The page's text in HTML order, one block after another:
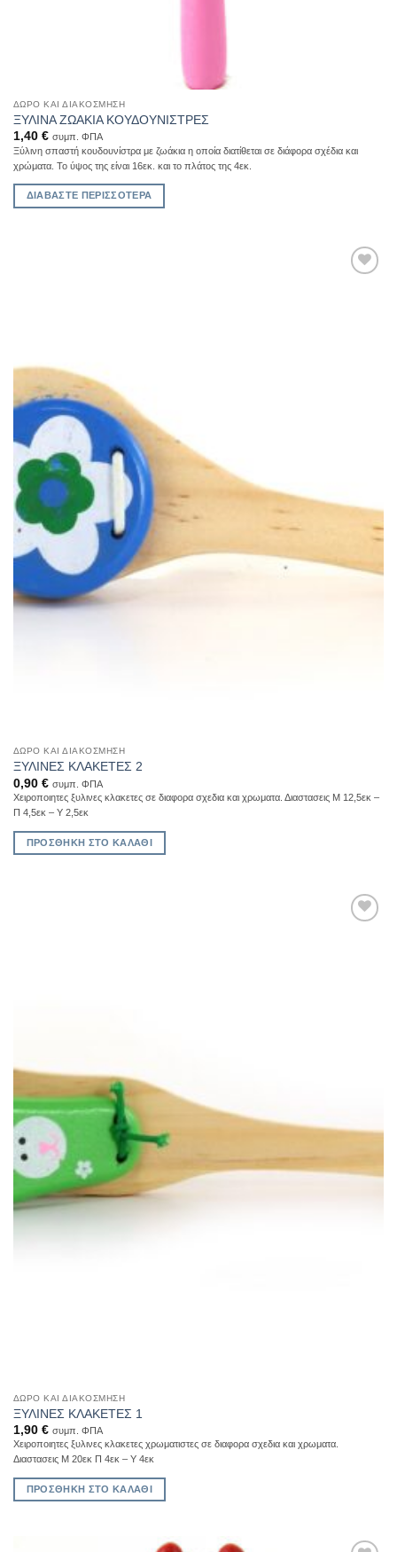
ΔΏΡΟ ΚΑΙ ΔΙΑΚΌΣΜΗΣΗ
ΞΥΛΙΝΑ ΖΩΑΚΙΑ ΚΟΥΔΟΥΝΙΣΤΡΕΣ
1,40 € συμπ. ΦΠΑ
Ξύλινη σπαστή κουδουνίστρα με ζωάκια η οποία διατίθεται σε διάφορα σχέδια και
χρώματα. Το ύψος της είναι 16εκ. και το πλάτος της 4εκ.
ΔΙΑΒΆΣΤΕ ΠΕΡΙΣΣΌΤΕΡΑ
ΔΏΡΟ ΚΑΙ ΔΙΑΚΌΣΜΗΣΗ
ΞΥΛΙΝΕΣ ΚΛΑΚΕΤΕΣ 2
0,90 € συμπ. ΦΠΑ
Χειροποιητες ξυλινες κλακετες σε διαφορα σχεδια και χρωματα. Διαστασεις Μ 12,5εκ –
Π 4,5εκ – Υ 2,5εκ
ΠΡΟΣΘΉΚΗ ΣΤΟ ΚΑΛΆΘΙ
ΔΏΡΟ ΚΑΙ ΔΙΑΚΌΣΜΗΣΗ
ΞΥΛΙΝΕΣ ΚΛΑΚΕΤΕΣ 1
1,90 € συμπ. ΦΠΑ
Χειροποιητες ξυλινες κλακετες χρωματιστες σε διαφορα σχεδια και χρωματα.
Διαστασεις Μ 20εκ Π 4εκ – Υ 4εκ
ΠΡΟΣΘΉΚΗ ΣΤΟ ΚΑΛΆΘΙ